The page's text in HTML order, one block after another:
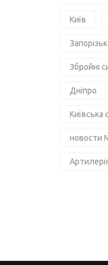
Київ
Збройні
Дніпро
Київська
новости